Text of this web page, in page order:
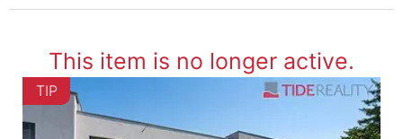
This item is no longer active.
TIP